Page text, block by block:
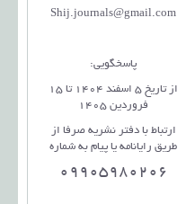
Shij.journals@gmail.com
پاسخگویی:
از تاریخ 5 اسفند 1404 تا 15
فروردین 1405
ارتباط با دفتر نشریه صرفا از
طریق رایانامه یا پیام به شماره
09905980206